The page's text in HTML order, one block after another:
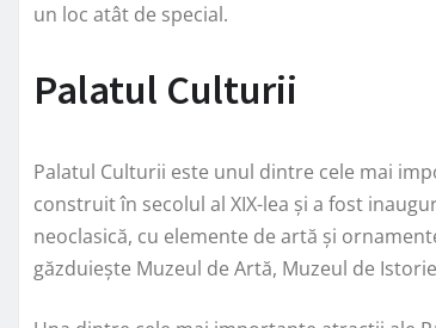
un loc atât de special.
Palatul Culturii
Palatul Culturii este unul dintre cele mai
construit în secolul al XIX-lea și a fost
neoclasică, cu elemente de artă și
găzduiește Muzeul de Artă, Muzeul de